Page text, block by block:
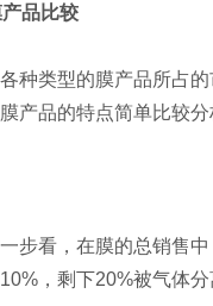
品比较
类型的膜产品所占的
产品的特点简单比较分
看，在膜的总销售中
，剩下20%被气体